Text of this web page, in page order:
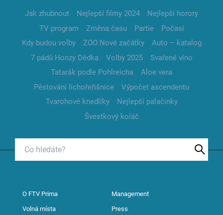
Jak zhubnout Nejlepší filmy 2024
Nejlepší horory
TV program
Změna času Partie
Počasí
Kdy budou volby
ZOO Nové začátky
Auto – katalog
7 pádů Honzy Dědka
Volby 2025
Svařené víno
Tatarák podle Pohlreicha
Aloe vera
Pěstování lichořeřišnice
Výpočet ascendentu
Tvarohové knedlíky
Nejlepší palačinky
Švestkový koláč
O FTV Prima Management
Volná místa Press